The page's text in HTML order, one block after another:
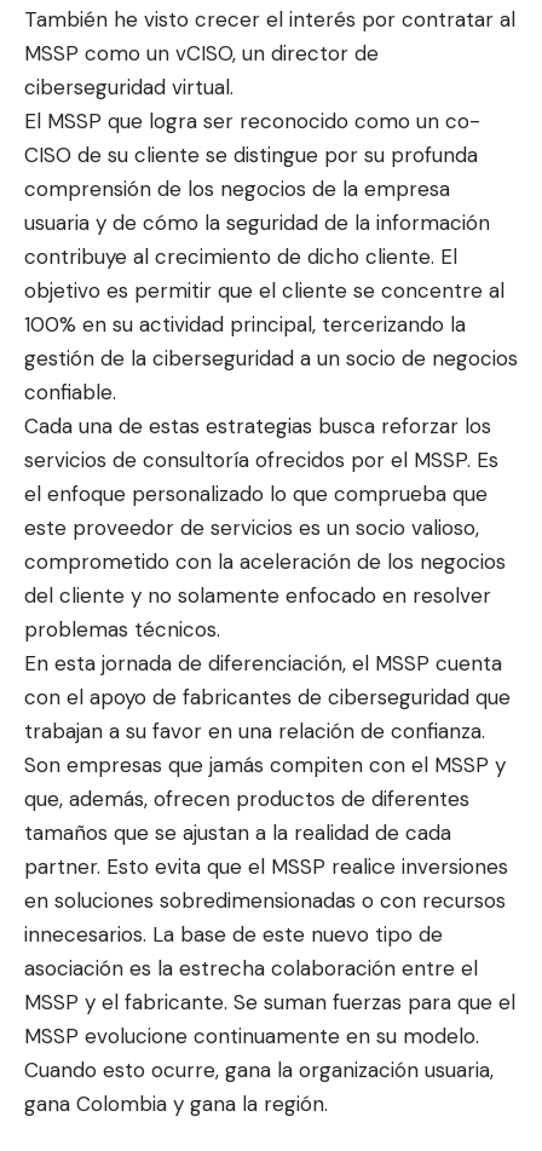
También he visto crecer el interés por contratar al
MSSP como un vCISO, un director de
ciberseguridad virtual.
El MSSP que logra ser reconocido como un co-
CISO de su cliente se distingue por su profunda
comprensión de los negocios de la empresa
usuaria y de cómo la seguridad de la información
contribuye al crecimiento de dicho cliente. El
objetivo es permitir que el cliente se concentre al
100% en su actividad principal, tercerizando la
gestión de la ciberseguridad a un socio de negocios
confiable.
Cada una de estas estrategias busca reforzar los
servicios de consultoría ofrecidos por el MSSP. Es
el enfoque personalizado lo que comprueba que
este proveedor de servicios es un socio valioso,
comprometido con la aceleración de los negocios
del cliente y no solamente enfocado en resolver
problemas técnicos.
En esta jornada de diferenciación, el MSSP cuenta
con el apoyo de fabricantes de ciberseguridad que
trabajan a su favor en una relación de confianza.
Son empresas que jamás compiten con el MSSP y
que, además, ofrecen productos de diferentes
tamaños que se ajustan a la realidad de cada
partner. Esto evita que el MSSP realice inversiones
en soluciones sobredimensionadas o con recursos
innecesarios. La base de este nuevo tipo de
asociación es la estrecha colaboración entre el
MSSP y el fabricante. Se suman fuerzas para que el
MSSP evolucione continuamente en su modelo.
Cuando esto ocurre, gana la organización usuaria,
gana Colombia y gana la región.